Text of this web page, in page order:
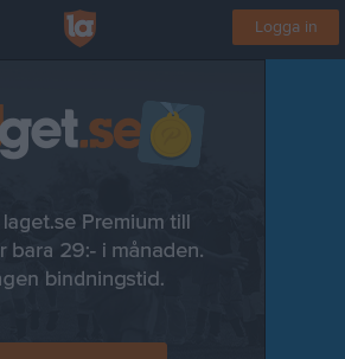
Logga in